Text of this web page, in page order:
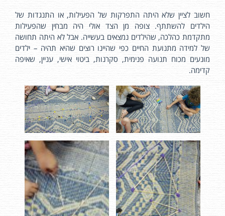
חשוב לציין שלא היתה התפרקות של הפעילות, או התנגדות של
הילדים להשתתף. צופה מן הצד אולי היה מבחין שהפעילות
מתקדמת כהלכה, שהילדים נמצאים בעשייה. אבל לא היתה תחושה
של למידה מתנועת החיים כפי שהיינו רוצים שהיא תהיה – ילדים
מונעים מכוח תנועה פנימית, סקרנות, ביטוי אישי, עניין, שאיפה
קדימה.